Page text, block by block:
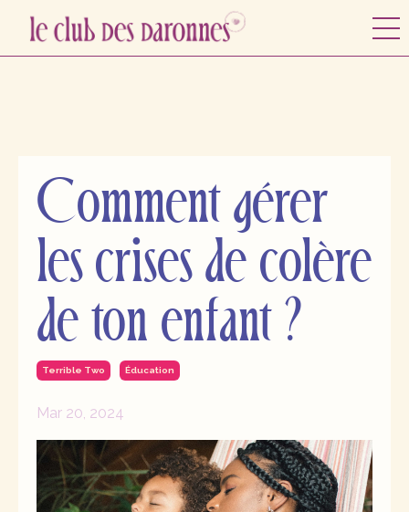
Comment gérer
les crises de colère
de ton enfant ?
Terrible Two Éducation
Mar 20, 2024